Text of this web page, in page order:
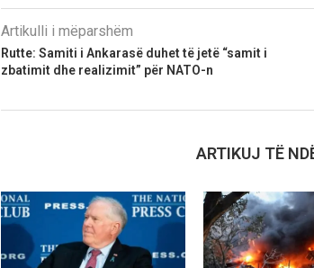
Artikulli i mëparshëm
Rutte: Samiti i Ankarasë duhet të jetë “samit i
zbatimit dhe realizimit” për NATO-n
ARTIKUJ TË